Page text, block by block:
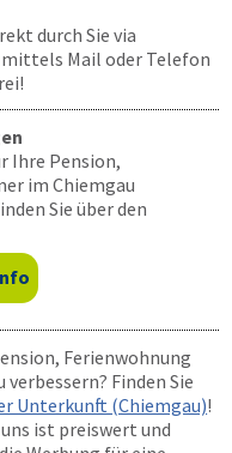
durch Sie via
Mail oder Telefon
Ihre Pension,
im Chiemgau
Sie über den
Ferienwohnung
Finden Sie
Unterkunft (Chiemgau)!
ist preiswert und